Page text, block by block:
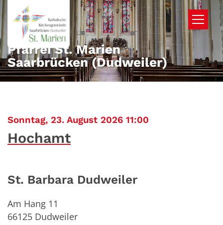
Zum Inhalt springen
Pfarrei St. Marien
Saarbrücken (Dudweiler)
Sonntag, 23. August 2026 11:00
Hochamt
St. Barbara Dudweiler
Am Hang 11
66125 Dudweiler